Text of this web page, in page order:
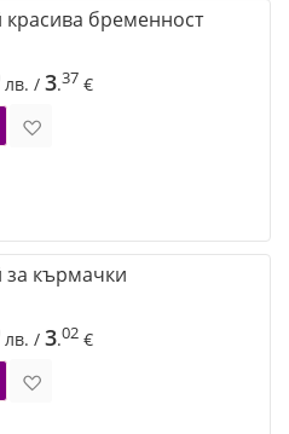
красива бременност
лв. / 3.37 €
за кърмачки
лв. / 3.02 €